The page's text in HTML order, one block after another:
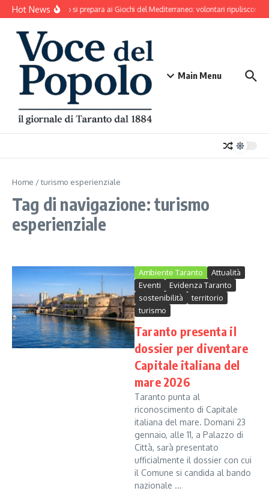
Salta al contenuto
Hot NewsTaranto si prepara ai Giochi del Mediterraneo: volontari ripuliscono
Main Menu
Home /turismo esperienziale
Tag di navigazione: turismo
esperienziale
Ambiente Taranto
Attualità
Eventi
Evidenza Taranto
sostenibilità
territorio
turismo
Taranto presenta il
dossier per diventare
Capitale italiana del
mare 2026
Taranto punta al
riconoscimento di Capitale
italiana del mare. Domani 23
gennaio, alle 11, a Palazzo di
Città, sarà presentato
ufficialmente il dossier con cui
il Comune si candida al bando
nazionale ...